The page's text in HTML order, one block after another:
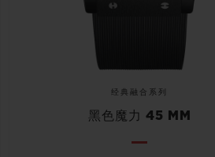
经典融合系列
黑色魔力 45 MM